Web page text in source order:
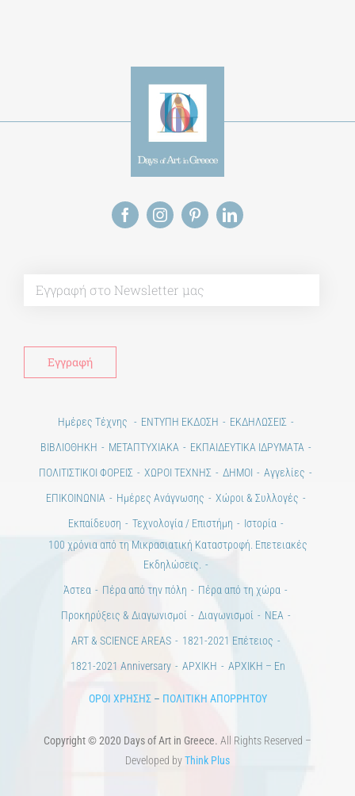
Ημέρες Τέχνης ΕΝΤΥΠΗ ΕΚΔΟΣΗ
ΕΚΔΗΛΩΣΕΙΣ
ΒΙΒΛΙΟΘΗΚΗ
ΜΕΤΑΠΤΥΧΙΑΚΑ
ΕΚΠΑΙΔΕΥΤΙΚΑ ΙΔΡΥΜΑΤΑ
ΠΟΛΙΤΙΣΤΙΚΟΙ ΦΟΡΕΙΣ
ΧΩΡΟΙ ΤΕΧΝΗΣ ΔΗΜΟΙ
Αγγελίες
ΕΠΙΚΟΙΝΩΝΙΑ
Ημέρες Ανάγνωσης
Χώροι & Συλλογές
Εκπαίδευση
Τεχνολογία / Επιστήμη
Ιστορία
100 χρόνια από τη Μικρασιατική Καταστροφή. Επετειακές
Εκδηλώσεις.
Άστεα
Πέρα από την πόλη
Πέρα από τη χώρα
Προκηρύξεις & Διαγωνισμοί
Διαγωνισμοί
ΝΕΑ
ART & SCIENCE AREAS
1821-2021 Επέτειος
1821-2021 Anniversary
ΑΡΧΙΚΗ ΑΡΧΙΚΗ – En
ΟΡΟΙ ΧΡΗΣΗΣ– ΠΟΛΙΤΙΚΗ ΑΠΟΡΡΗΤΟΥ
Copyright © 2020 Days of Art in Greece. All Rights Reserved –
Developed byThink Plus